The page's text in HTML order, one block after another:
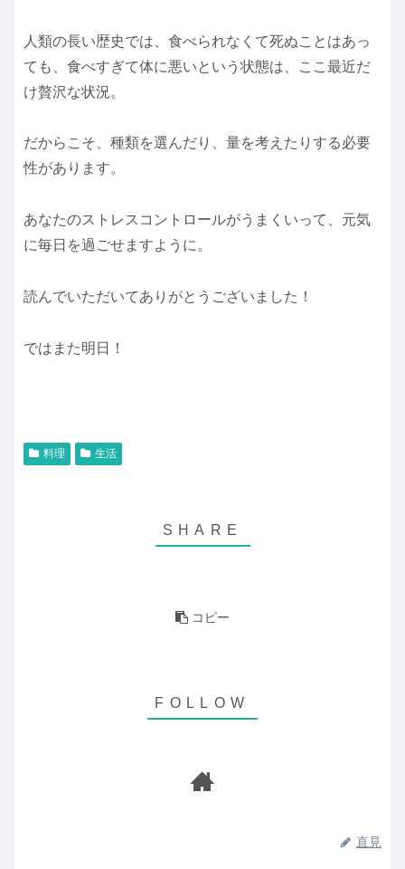
人類の長い歴史では、食べられなくて死ぬことはあっ
ても、食べすぎて体に悪いという状態は、ここ最近だ
け贅沢な状況。
だからこそ、種類を選んだり、量を考えたりする必要
性があります。
あなたのストレスコントロールがうまくいって、元気
に毎日を過ごせますように。
読んでいただいてありがとうございました！
ではまた明日！
料理 生活
コピー
直見